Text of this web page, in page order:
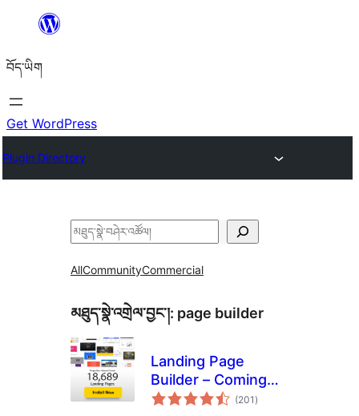
content
བོད་ཡིག
Get WordPress
Plugin Directory
བཤེར་
AllCommunityCommercial
མཐུད་སྣེ་འགྲེལ་བྱང་།: page builder
Landing Page
Builder – Coming
Soon page, (201 གདེང་
འཇོག་
)